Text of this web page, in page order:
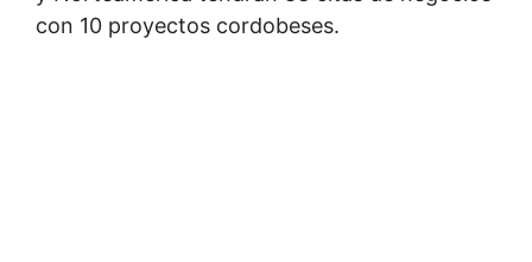
con 10 proyectos cordobeses.